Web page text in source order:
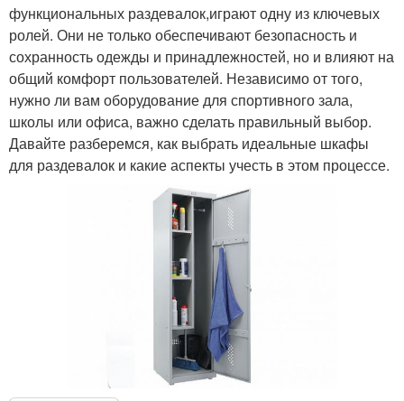
функциональных раздевалок,играют одну из ключевых
ролей. Они не только обеспечивают безопасность и
сохранность одежды и принадлежностей, но и влияют на
общий комфорт пользователей. Независимо от того,
нужно ли вам оборудование для спортивного зала,
школы или офиса, важно сделать правильный выбор.
Давайте разберемся, как выбрать идеальные шкафы
для раздевалок и какие аспекты учесть в этом процессе.